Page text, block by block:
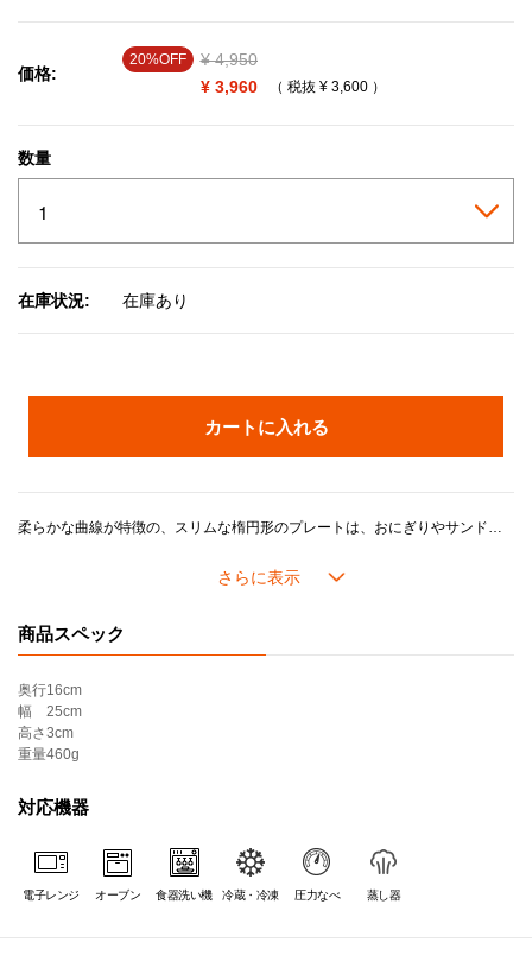
価格:
20%OFF Price reduced from
¥ 4,950to
¥ 3,960
（ 税抜 ¥ 3,600 ）
数量
在庫状況: 在庫あり
カートに入れる
柔らかな曲線が特徴の、スリムな楕円形のプレートは、おにぎりやサンドウィッチなどの軽食を盛りつけたり、魚のムニエルなどのメイン料理にも最適です。
＊こちらの製品はギフトラッピング・熨斗・紙袋をお付けできません。
＊アウトレット品相当（多少のムラや黒点、気泡がある、化粧箱にダメージがある等）のものが含まれます。ご了承の上、ご購入ください。
＊セール品の返品・交換はいたしかねます。
商品スペック
奥行16cm
幅
25cm
高さ3cm
重量460g
対応機器
電子レンジ オーブン 食器洗い機 冷蔵・冷凍 圧力なべ 蒸し器